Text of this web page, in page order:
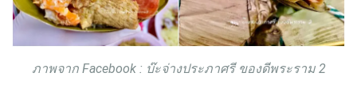
ภาพจาก Facebook : บ๊ะจ่างประภาศรี ของดีพระราม 2